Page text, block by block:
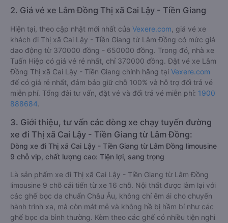
2. Giá vé xe Lâm Đồng Thị xã Cai Lậy - Tiền Giang
Hiện tại, theo cập nhật mới nhất của Vexere.com , giá vé xe
khách đi Thị xã Cai Lậy - Tiền Giang từ Lâm Đồng có mức giá
dao động từ 370000 đồng - 650000 đồng. Trong đó, nhà xe
Tuấn Hiệp có giá vé rẻ nhất, chỉ 370000 đồng. Đặt vé xe Lâm
Đồng Thị xã Cai Lậy - Tiền Giang chính hãng tại Vexere.com
để có giá rẻ nhất, đảm bảo giữ chỗ 100% và hỗ trợ đổi trả vé
miễn phí. Tổng đài tư vấn, đặt vé và đổi trả vé miễn phí: 1900
888684.
3. Giới thiệu, tư vấn các dòng xe chạy tuyến đường
xe đi Thị xã Cai Lậy - Tiền Giang từ Lâm Đồng:
Dòng xe đi Thị xã Cai Lậy - Tiền Giang từ Lâm Đồng limousine
9 chỗ vip, chất lượng cao: Tiện lợi, sang trọng
Là sản phẩm xe đi Thị xã Cai Lậy - Tiền Giang từ Lâm Đồng
limousine 9 chỗ cải tiến từ xe 16 chỗ. Nội thất được làm lại với
các ghế bọc da chuẩn Châu Âu, không chỉ êm ái cho chuyến
hành trình xa, mà còn mát mẻ và không hề bị hầm bí như các
ghế bọc da bình thường. Kèm theo các ghế có nhiều tiện nghi